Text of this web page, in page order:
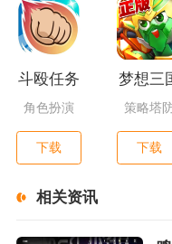
斗殴任务
角色扮演
下载
梦想三
策略塔
下载
相关资讯